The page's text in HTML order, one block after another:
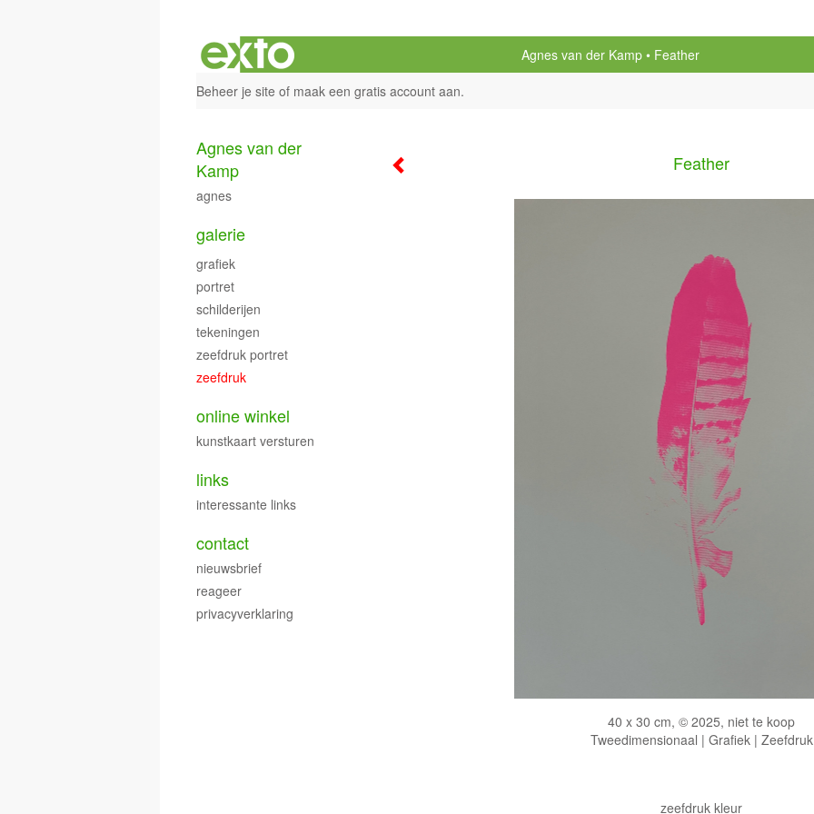
Agnes van der Kamp
Feather
Beheer je site of maak een gratis account aan.
Feather
40 x 30 cm, © 2025, niet te koop
Tweedimensionaal | Grafiek | Zeefdruk
zeefdruk kleur
Agnes van der
Kamp
agnes
galerie
grafiek
portret
schilderijen
tekeningen
zeefdruk portret
zeefdruk
online winkel
kunstkaart versturen
links
interessante links
contact
nieuwsbrief
reageer
privacyverklaring